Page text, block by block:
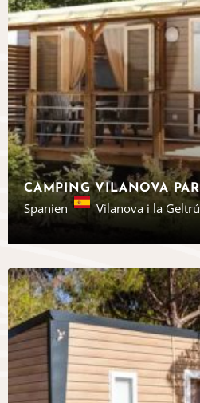
Spanien Vilanova i la Geltrú